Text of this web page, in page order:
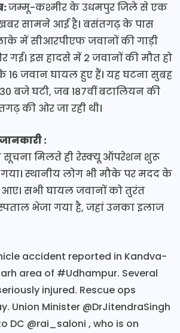
जम्मू-कश्मीर के उधमपुर जिले से एक
सामने आई है। बसंतगढ़ के पास
में सीआरपीएफ जवानों की गाड़ी
गई। इस हादसे में 2 जवानों की मौत हो
16 जवान घायल हुए हैं। यह घटना सुबह
बजे घटी, जब 187वीं बटालियन की
की ओर जा रही थी।
:
सूचना मिलते ही रेस्क्यू ऑपरेशन शुरू
स्थानीय लोग भी मौके पर मदद के
सभी घायल जवानों को तुरंत
भेजा गया है, जहां उनका इलाज
accident reported in Kandva-
area of #Udhampur. Several
injured. Rescue ops
Union Minister @DrJitendraSingh
DC @rai_saloni , who is on